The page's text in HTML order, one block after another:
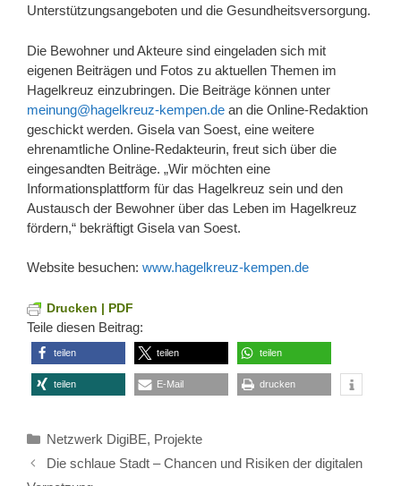
Unterstützungsangeboten und die Gesundheitsversorgung.
Die Bewohner und Akteure sind eingeladen sich mit
eigenen Beiträgen und Fotos zu aktuellen Themen im
Hagelkreuz einzubringen. Die Beiträge können unter
meinung@hagelkreuz-kempen.de an die Online-Redaktion
geschickt werden. Gisela van Soest, eine weitere
ehrenamtliche Online-Redakteurin, freut sich über die
eingesandten Beiträge. „Wir möchten eine
Informationsplattform für das Hagelkreuz sein und den
Austausch der Bewohner über das Leben im Hagelkreuz
fördern,“ bekräftigt Gisela van Soest.
Website besuchen: www.hagelkreuz-kempen.de
Drucken | PDF
Teile diesen Beitrag:
teilen teilen teilen
teilen E-Mail drucken
Kategorien
Netzwerk DigiBE, Projekte
Die schlaue Stadt – Chancen und Risiken der digitalen